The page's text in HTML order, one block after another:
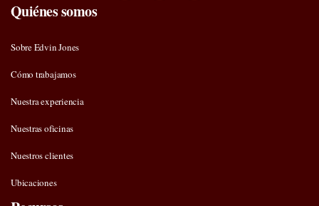
Quiénes somos
Sobre Edvin Jones
Cómo trabajamos
Nuestra experiencia
Nuestras oficinas
Nuestros clientes
Ubicaciones